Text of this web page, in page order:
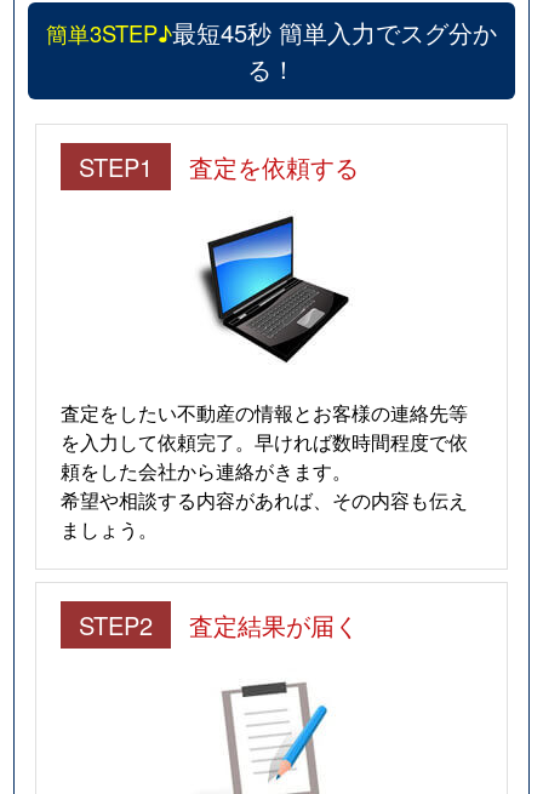
簡単3STEP♪最短45秒 簡単入力でスグ分か
る！
STEP1 査定を依頼する
査定をしたい不動産の情報とお客様の連絡先等
を入力して依頼完了。早ければ数時間程度で依
頼をした会社から連絡がきます。
希望や相談する内容があれば、その内容も伝え
ましょう。
STEP2 査定結果が届く